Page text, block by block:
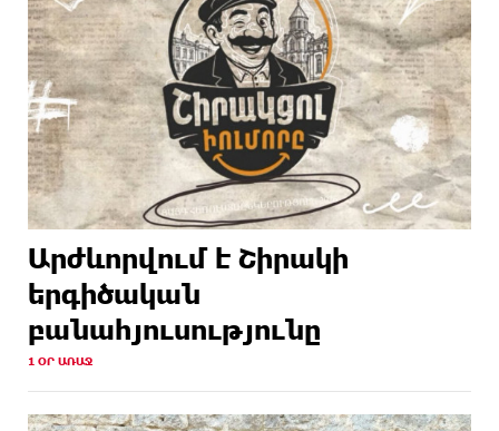
Արժևորվում է Շիրակի
երգիծական
բանահյուսությունը
1 ՕՐ ԱՌԱՋ